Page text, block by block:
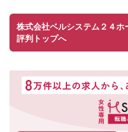
株式会社ベルシステム２４ホ
評判トップへ